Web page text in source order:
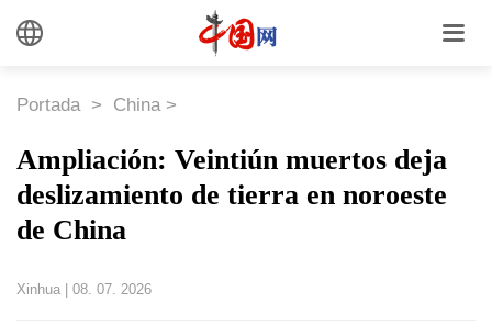
Portada > China >
Ampliación: Veintiún muertos deja
deslizamiento de tierra en noroeste
de China
Xinhua 08. 07. 2026